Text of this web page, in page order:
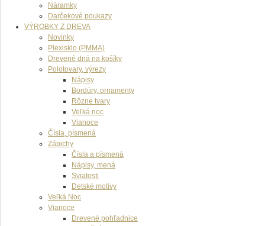
Náramky
Darčekové poukazy
VÝROBKY Z DREVA
Novinky
Plexisklo (PMMA)
Drevené dná na košíky
Polotovary, výrezy
Nápisy
Bordúry, ornamenty
Rôzne tvary
Veľká noc
Vianoce
Čísla, písmená
Zápichy
Čísla a písmená
Nápisy, mená
Sviatosti
Detské motívy
Veľká Noc
Vianoce
Drevené pohľadnice